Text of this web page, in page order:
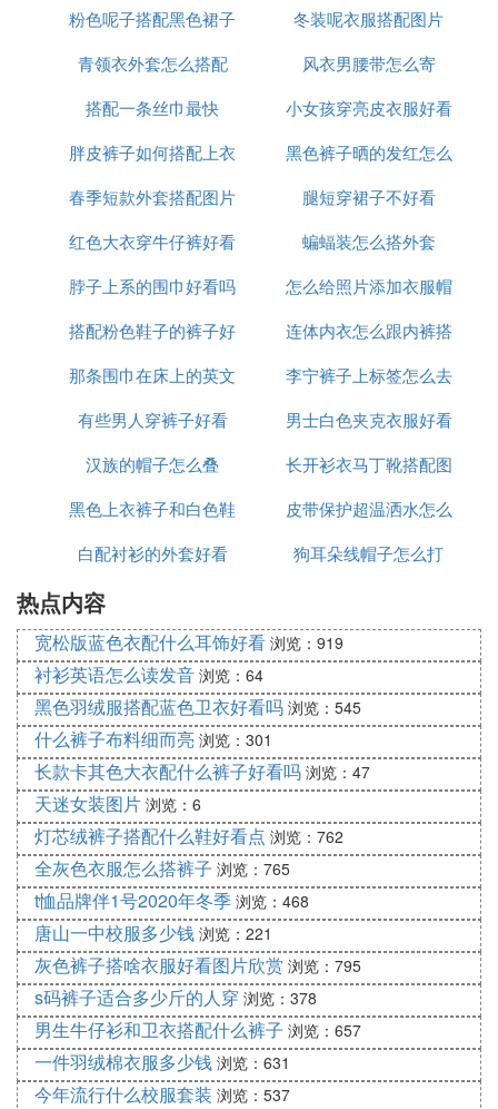
粉色呢子搭配黑色裙子
冬装呢衣服搭配图片
青领衣外套怎么搭配
风衣男腰带怎么寄
搭配一条丝巾最快
小女孩穿亮皮衣服好看
吗
胖皮裤子如何搭配上衣
黑色裤子晒的发红怎么
办
春季短款外套搭配图片
大全
腿短穿裙子不好看
红色大衣穿牛仔裤好看
吗
蝙蝠装怎么搭外套
脖子上系的围巾好看吗
怎么给照片添加衣服帽
子
搭配粉色鞋子的裤子好
看图片大全
连体内衣怎么跟内裤搭
配
那条围巾在床上的英文
怎么说
李宁裤子上标签怎么去
掉
有些男人穿裤子好看
男士白色夹克衣服好看
吗
汉族的帽子怎么叠
长开衫衣马丁靴搭配图
片
黑色上衣裤子和白色鞋
子好看
皮带保护超温洒水怎么
接线
白配衬衫的外套好看 狗耳朵线帽子怎么打
热点内容
宽松版蓝色衣配什么耳饰好看 浏览：919
衬衫英语怎么读发音 浏览：64
黑色羽绒服搭配蓝色卫衣好看吗 浏览：545
什么裤子布料细而亮 浏览：301
长款卡其色大衣配什么裤子好看吗 浏览：47
天迷女装图片 浏览：6
灯芯绒裤子搭配什么鞋好看点 浏览：762
全灰色衣服怎么搭裤子 浏览：765
t恤品牌伴1号2020年冬季 浏览：468
唐山一中校服多少钱 浏览：221
灰色裤子搭啥衣服好看图片欣赏 浏览：795
s码裤子适合多少斤的人穿 浏览：378
男生牛仔衫和卫衣搭配什么裤子 浏览：657
一件羽绒棉衣服多少钱 浏览：631
今年流行什么校服套装 浏览：537